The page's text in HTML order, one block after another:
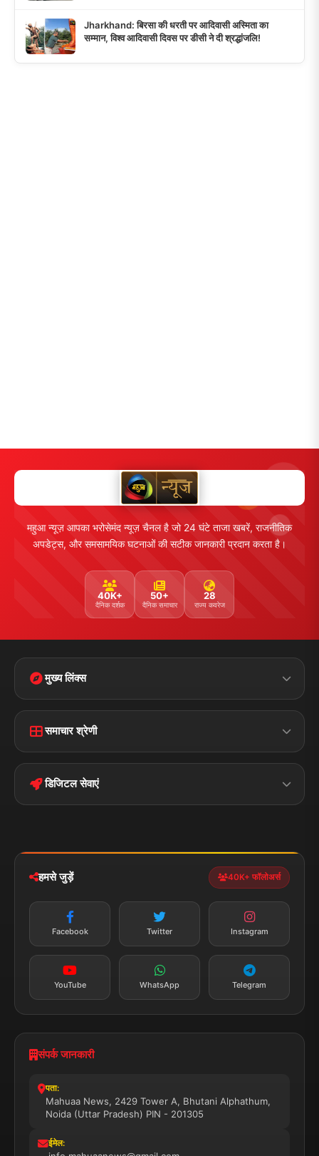
Jharkhand: बिरसा की धरती पर आदिवासी अस्मिता का
सम्मान, विश्व आदिवासी दिवस पर डीसी ने दी श्रद्धांजलि!
महुआ न्यूज़ आपका भरोसेमंद न्यूज़ चैनल है जो 24 घंटे ताजा खबरें, राजनीतिक
अपडेट्स, और समसामयिक घटनाओं की सटीक जानकारी प्रदान करता है।
40K+
दैनिक दर्शक
50+
दैनिक समाचार
28
राज्य कवरेज
मुख्य लिंक्स
Home Contact Us
Terms &
Conditions
Privacy Policy
समाचार श्रेणी
बिहार क्राइम
पॉलिटिकल झारखण्ड
डिजिटल सेवाएं
न्यूज़ अलर्ट
तत्काल अपडेट
सब्सक्राइब करें
हमसे जुड़ें 40K+ फॉलोअर्स
Facebook Twitter Instagram
YouTube WhatsApp Telegram
संपर्क जानकारी
पता:
Mahuaa News, 2429 Tower A, Bhutani Alphathum,
Noida (Uttar Pradesh) PIN - 201305
ईमेल: